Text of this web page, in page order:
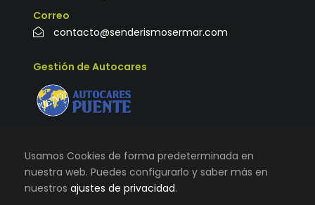
Correo
contacto@senderismosermar.com
Gestión de Autocares
Usamos Cookies de forma predeterminada en
nuestra web. Puedes configurarlo y saber más en
nuestros ajustes de privacidad.